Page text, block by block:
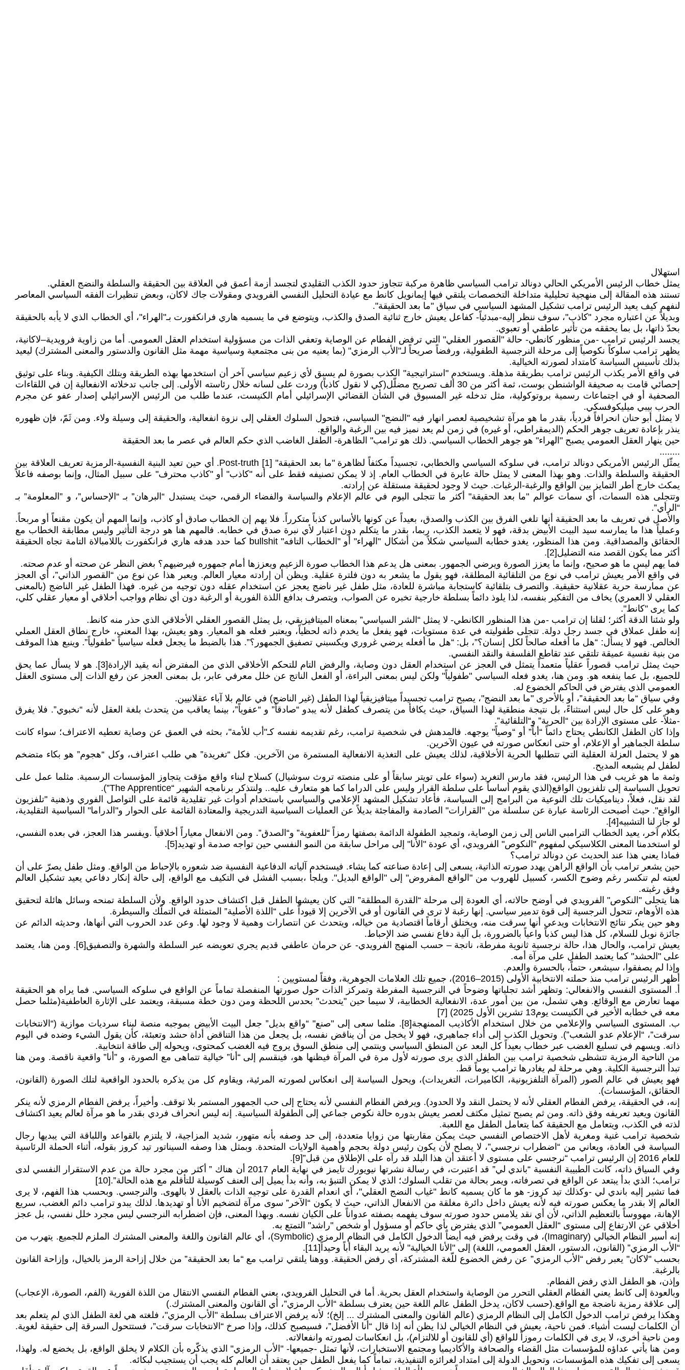
استهلال
يمثل خطاب الرئيس الأمريكي الحالي دونالد ترامب السياسي ظاهرة مركبة تتجاوز حدود الكذب التقليدي لتجسد أزمة أعمق في العلاقة بين الحقيقة والسلطة والنضج العقلي.
تستند هذه المقالة إلى منهجية تحليلية متداخلة التخصصات يلتقي فيها إيمانويل كانط مع عيادة التحليل النفسي الفرويدي ومقولات جاك لاكان، وبعض تنظيرات الفقه السياسي المعاصر
لنفهم كيف يعيد الرئيس ترامب تشكيل المشهد السياسي في سياق "ما بعد الحقيقة".
وبديلاً عن اعتباره مجرد "كاذب"، سوف ننظر إليه-مبدئياً- كفاعل يعيش خارج ثنائية الصدق والكذب، ويتوضع في ما يسميه هاري فرانكفورت بـ"الهراء"، أي الخطاب الذي لا يأبه بالحقيقة
بحدّ ذاتها، بل بما يحققه من تأثير عاطفي أو تعبوي.
يجسد الرئيس ترامب -من منظور كانطي- حالة "القصور العقلي" التي ترفض الفطام عن الوصاية وتعفي الذات من مسؤولية استخدام العقل العمومي. أما من زاوية فرويدية–لاكانية،
يظهر ترامب سلوكاً نكوصياً إلى مرحلة النرجسية الطفولية، ورفضاً صريحاً لـ"الأب الرمزي" (بما يعنيه من بنى مجتمعية وسياسية مهمة مثل القانون والدستور والمعنى المشترك) ليعيد
بذلك تأسيس السياسة كامتداد لصورته الخيالية.
في واقع الأمر يكذب الرئيس ترامب بطريقة مذهلة. ويستخدم "استراتيجية" الكذب بصورة لم يسبق لأي زعيم سياسي آخر أن استخدمها بهذه الطريقة وبتلك الكيفية. وبناء على توثيق
إحصائي قامت به صحيفة الواشنطن بوست، ثمة أكثر من 30 ألف تصريح مضلّل(كي لا نقول كاذباً) وردت على لسانه خلال رئاسته الأولى. إلى جانب تدخلاته الانفعالية إن في اللقاءات
الصحفية أو في اجتماعات رسمية بروتوكولية، مثل تدخله غير المسبوق في الشأن القضائي الإسرائيلي أمام الكنيست، عندما طلب من الرئيس الإسرائيلي إصدار عفو عن مجرم
الحرب بيبي ميليكوفسكي.
لا يمثل أبو حنان انحرافاً فردياً، بقدر ما هو مرآة تشخيصية لعصر انهار فيه "النضج" السياسي، فتحول السلوك العقلي إلى نزوة انفعالية، والحقيقة إلى وسيلة ولاء. ومن ثَمّ، فإن ظهوره
ينذر بإعادة تعريف جوهر الحكم (الديمقراطي، أو غيره) في زمن لم يعد نميز فيه بين الرغبة والواقع.
حين ينهار العقل العمومي يصبح "الهراء" هو جوهر الخطاب السياسي. ذلك هو ترامب" الظاهرة- الطفل الغاضب الذي حكم العالم في عصر ما بعد الحقيقة
........
يمثّل الرئيس الأمريكي دونالد ترامب، في سلوكه السياسي والخطابي، تجسيداً مكثفاً لظاهرة "ما بعد الحقيقة" Post-truth [1]. أي حين تعيد البنية النفسية-الرمزية تعريف العلاقة بين
الحقيقة والسلطة والذات. وهو بهذا المعنى لا يمثل حالة عابرة في الخطاب العام. إذ لا يمكن تصنيفه فقط على أنه "كاذب" أو "كاذب محترف" على سبيل المثال، وإنما بوصفه فاعلاً
يمكث خارج أطر التمايز بين الواقع والرغبة-الرغبات. حيث لا وجود لحقيقة مستقلة عن إرادته.
وتتجلى هذه السمات، أي سمات عوالم "ما بعد الحقيقة" أكثر ما تتجلى اليوم في عالم الإعلام والسياسة والفضاء الرقمي، حيث يستبدل “البرهان” بـ “الإحساس”، و ”المعلومة” بـ
“الرأي”.
والأصل في تعريف ما بعد الحقيقة أنها تلغي الفرق بين الكذب والصدق، بعيداً عن كونها بالأساس كذباً متكرراً. فلا يهم إن الخطاب صادق أو كاذب، وإنما المهم أن يكون مقنعاً أو مربحاً.
وعملياً هذا ما يمارسه سيد البيت الأبيض بدقة، فهو لا يتعمد الكذب، ربما، بقدر ما يتكلم دون اعتبار لأي نبرة صدق في خطابه. فالمهم هنا هو درجة التأثير وليس مطابقة الخطاب مع
الحقائق والمصداقية. ومن هذا المنظور، يغدو خطابه السياسي شكلاً من أشكال "الهراء" أو "الخطاب التافه" bullshit كما حدد هدفه هاري فرانكفورت باللامبالاة التامة تجاه الحقيقة
أكثر مما يكون القصد منه التضليل[2].
فما يهم ليس ما هو صحيح، وإنما ما يعزز الصورة ويرضي الجمهور. بمعنى هل يدعم هذا الخطاب صورة الزعيم ويعززها أمام جمهوره فيرضيهم؟ بغض النظر عن صحته أو عدم صحته.
في واقع الأمر يعيش ترامب في نوع من التلقائية المطلقة، فهو يقول ما يشعر به دون فلترة عقلية. ويظن أن إرادته معيار العالم. ويعبر هذا عن نوع من “القصور الذاتي”، أي العجز
عن ممارسة حرية عقلانية حقيقية. والتصرف بتلقائية كاستجابة مباشرة للعادة، مثل طفل غير ناضج يعجز عن استخدام عقله دون توجيه من غيره. فهذا الطفل غير الناضج (بالمعنى
العقلي لا العمري) يخاف من التفكير بنفسه، لذا يلوذ دائماً بسلطة خارجية تخبره عن الصواب، ويتصرف بدافع اللذة الفورية أو الرغبة دون أي نظام وواجب أخلاقي أو معيار عقلي كلي،
كما يرى "كانط".
ولو شئنا الدقة أكثر؛ لقلنا إن ترامب -من هذا المنظور الكانطي- لا يمثل “الشر السياسي” بمعناه الميتافيزيقي، بل يمثل القصور العقلي الأخلاقي الذي حذر منه كانط.
إنه طفل عملاق في جسد رجل دولة. تتجلى طفوليته في عدة مستويات، فهو يفعل ما يخدم ذاته لحظياً، ويعتبر فعله هو المعيار. وهو يعيش، بهذا المعنى، خارج نطاق العقل العملي
الخالص. فهو لا يسأل: “هل ما أفعله صالحاً لكل إنسان؟”، بل: “هل ما أفعله يرضي غروري ويكسبني تصفيق الجمهور؟”. هذا بالضبط ما يجعل فعله سياسياً “طفولياً”. وينبع هذا الموقف
من بنية نفسية عميقة تلتقي عند تقاطع الفلسفة والنقد النفسي.
حيث يمثل ترامب قصوراً عقلياً متعمداً يتمثل في العجز عن استخدام العقل دون وصاية، والرفض التام للتحكم الأخلاقي الذي من المفترض أنه يقيد الإرادة[3]. هو لا يسأل عما يحق
للجميع، بل عما ينفعه هو. ومن هنا، يغدو فعله السياسي "طفولياً" ولكن ليس بمعنى البراءة، أو الفعل الناتج عن خلل معرفي عابر، بل بمعنى العجز عن رفع الذات إلى مستوى العقل
العمومي الذي يفترض في الحاكم الخضوع له.
وفي سياق “ما بعد الحقيقة”، أو بالأحرى "ما بعد النضج"، يصبح ترامب تجسيداً ميتافيزيقياً لهذا الطفل (غير الناضج) في عالم بلا آباء عقلانيين.
وهو على كل حال ليس استثناءً، بل نتيجة منطقية لهذا السياق، حيث يكافأ من يتصرف كطفل لأنه يبدو “صادقاً” و “عفوياً”، بينما يعاقب من يتحدث بلغة العقل لأنه “نخبوي”. فلا يفرق
-مثلاً- على مستوى الإرادة بين “الحرية” و“التلقائية”.
وإذا كان الطفل الكانطي يحتاج دائماً “أباً” أو “وصياً" يوجهه. فالمدهش في شخصية ترامب، رغم تقديمه نفسه كـ"أب للأمة"، بحثه في العمق عن وصاية تعطيه الاعتراف؛ سواء كانت
سلطة الجماهير أو الإعلام، أو حتى انعكاس صورته في عيون الآخرين.
هو لا يحتمل العزلة العقلية التي تتطلبها الحرية الأخلاقية، لذلك يعيش على التغذية الانفعالية المستمرة من الآخرين. فكل “تغريدة” هي طلب اعتراف، وكل “هجوم” هو بكاء متضخم
لطفل لم يشبعه المديح.
وثمة ما هو غريب في هذا الرئيس، فقد مارس التغريد (سواء على تويتر سابقاً أو على منصته تروث سوشيال) كسلاح لبناء واقع مؤقت يتجاوز المؤسسات الرسمية. مثلما عمل على
تحويل السياسة إلى تلفزيون الواقع(الذي يقوم أساساً على سلطة القرار وليس على الدراما كما هو متعارف عليه.. ولنتذكر برنامجه الشهير “The Apprentice”).
لقد نقل، فعلاً، ديناميكيات تلك النوعية من البرامج إلى السياسة، فأعاد تشكيل المشهد الإعلامي والسياسي باستخدام أدوات غير تقليدية قائمة على التواصل الفوري وذهنية "تلفزيون
الواقع". حيث أصبحت الرئاسة عبارة عن سلسلة من "القرارات" الصادمة والمفاجئة بديلاً عن العمليات السياسية التدريجية والمعتادة القائمة على الحوار و"الدراما" السياسية التقليدية،
لو جاز لنا التشبيه[4].
بكلام آخر، يعيد الخطاب الترامبي الناس إلى زمن الوصاية، وتمجيد الطفولة الدائمة بصفتها رمزاً “للعفوية” و“الصدق”. ومن الانفعال معياراً أخلاقياً .ويفسر هذا العجز، في بعده النفسي،
لو استخدمنا المعنى الكلاسيكي لمفهوم "النكوص" الفرويدي، أي عودة "الأنا" إلى مراحل سابقة من النمو النفسي حين تواجه صدمة أو تهديد[5].
فماذا يعني هذا عند الحديث عن دونالد ترامب؟
حين يشعر ترامب بأن الواقع الراهن يهدد صورته الذاتية، يسعى إلى إعادة صناعته كما يشاء. فيستخدم آلياته الدفاعية النفسية ضد شعوره بالإحباط من الواقع. ومثل طفل يصرّ على أن
لعبته لم تنكسر رغم وضوح الكسر، كسبيل للهروب من "الواقع المفروض" إلى "الواقع البديل". ويلجأ ،بسبب الفشل في التكيف مع الواقع، إلى حالة إنكار دفاعي يعيد تشكيل العالم
وفق رغبته.
هنا يتجلى "النكوص" الفرويدي في أوضح حالاته، أي العودة إلى مرحلة “القدرة المطلقة” التي كان يعيشها الطفل قبل اكتشاف حدود الواقع. ولأن السلطة تمنحه وسائل هائلة لتحقيق
هذه الأوهام، تتحول النرجسية إلى قوة تدمير سياسي. إنها رغبة لا ترى في القانون أو في الآخرين إلا قيوداً على “اللذة الأصلية” المتمثلة في التملّك والسيطرة.
وهو حين ينكر نتائج الانتخابات ويدعي أنها سرقت منه، ويختلق أرقاماً اقتصادية من خياله، ويتحدث عن انتصارات وهمية لا وجود لها. وعن عدد الحروب التي أنهاها، وحديثه الدائم عن
جائزة نوبل للسلام، كل هذا ليس كذباً واعياً بالضرورة، بل آلية دفاع نفسي ضد الإحباط.
يعيش ترامب، والحال هذا، حالة نرجسية ثانوية مفرطة، ناتجة – حسب المنهج الفرويدي- عن حرمان عاطفي قديم يجري تعويضه عبر السلطة والشهرة والتصفيق[6]. ومن هنا، يعتمد
على "الحشد" كما يعتمد الطفل على مرآة أمه.
وإذا لم يصفقوا، سيشعر، حتماً، بالحسرة والعدم.
أظهر الرئيس ترامب منذ حملته الانتخابية الأولى (2015–2016)، جميع تلك العلامات الجوهرية، وفقاً لمستويين :
أ. المستوى النفسي والانفعالي: وتظهر أشد تجلياتها وضوحاً في النرجسية المفرطة وتمركز الذات حول صورتها المنفصلة تماماً عن الواقع في سلوكه السياسي. فما يراه هو الحقيقة
مهما تعارض مع الوقائع. وهي تشمل، من بين أمور عدة، الانفعالية الخطابية، لا سيما حين "يتحدث" بحدس اللحظة ومن دون خطة مسبقة، ويعتمد على الإثارة العاطفية(مثلما حصل
معه في خطابه الأخير في الكنيست يوم13 تشرين الأول 2025) [7]
ب. المستوى السياسي والإعلامي من خلال استخدام الأكاذيب الممنهجة[8]. مثلما سعى إلى "صنع" “واقع بديل” جعل البيت الأبيض بموجبه منصة لبناء سرديات موازية (“الانتخابات
سرقت”، “الإعلام عدو الشعب”). وتحويل الكذب إلى أداء جماهيري، فهو لا يخجل من أن يناقض نفسه، بل يجعل من هذا التناقض أداة حشد وتعبئة، كأن يقول الشيء وضده في اليوم
ذاته. ويسهم في تسليع الغضب عبر خطاب بعيداً كل البعد عن المنطق السياسي وينتمي إلى منطق السوق يروج فيه الغضب كمحتوى، ويحوله إلى طاقة انتخابية.
من الناحية الرمزية تتشظى شخصية ترامب بين الطفل الذي يرى صورته لأول مرة في المرآة فيظنها هو، فينقسم إلى “أنا” خيالية تتماهى مع الصورة، و ”أنا” واقعية ناقصة. ومن هنا
تبدأ النرجسية الكلية. وهي مرحلة لم يغادرها ترامب يوماً قط.
فهو يعيش في عالم الصور (المرآة التلفزيونية، الكاميرات، التغريدات)، ويحول السياسة إلى انعكاس لصورته المرئية، ويقاوم كل من يذكره بالحدود الواقعية لتلك الصورة (القانون،
الحقائق، المؤسسات).
إنه، في الحقيقة، يرفض الفطام العقلي لأنه لا يحتمل النقد ولا الحدود). ويرفض الفطام النفسي لأنه يحتاج إلى حب الجمهور المستمر بلا توقف. وأخيراً، يرفض الفطام الرمزي لأنه ينكر
القانون ويعيد تعريفه وفق ذاته. ومن ثم يصبح تمثيل مكثف لعصر يعيش بدوره حالة نكوص جماعي إلى الطفولة السياسية. إنه ليس انحراف فردي بقدر ما هو مرآة لعالم يعيد اكتشاف
لذته في الكذب، ويتعامل مع الحقيقة كما يتعامل الطفل مع اللعبة.
شخصية ترامب غنية ومغرية لأهل الاختصاص النفسي حيث يمكن مقاربتها من زوايا متعددة، إلى حد وصفه بأنه متهور، شديد المزاجية، لا يلتزم بالقواعد واللباقة التي يبديها رجال
السياسة في العادة، ويعاني من “اضطراب نرجسي”، لا يصلح لأن يكون رئيس دولة بحجم وأهمية الولايات المتحدة. وبمثل هذا وصفه السيناتور تيد كروز بقوله، أثناء الحملة الرئاسية
للعام 2016 إن الرئيس ترامب “نرجسي على مستوى لا أعتقد أن هذا البلد قد رآه على الإطلاق من قبل”[9].
وفي السياق ذاته، كانت الطبيبة النفسية “باندي لي” قد اعتبرت، في رسالة نشرتها نيويورك تايمز في نهاية العام 2017 أن هناك ” أكثر من مجرد حالة من عدم الاستقرار النفسي لدى
ترامب؛ الذي بدأ يبتعد عن الواقع في تصرفاته، ويمر بحالة من تقلب السلوك؛ الذي لا يمكن التنبؤ به، وأنه بدأ يميل إلى العنف كوسيلة للتأقلم مع هذه الحالة”.[10]
فما تشير إليه باندي لي -وكذلك تيد كروز- هو ما كان يسميه كانط "غياب النضج العقلي"، أي انعدام القدرة على توجيه الذات بالعقل لا بالهوى. والنرجسي. وبحسب هذا الفهم، لا يرى
العالم إلا بقدر ما يعكس صورته فيه لأنه يعيش داخل دائرة مغلقة من الانفعال الذاتي، حيث لا يكون “الآخر” سوى مرآة لتضخيم الأنا أو تهديدها. لذلك يبدو ترامب دائم الغضب، سريع
الإهانة، مهووساً بالتعظيم الذاتي، لأن أي نقد يلامس حدود صورته سوف يفهمه بصفته عدواناً على الكيان نفسه. وبهذا المعنى، فإن اضطرابه النرجسي ليس مجرد خلل نفسي، بل عجز
أخلاقي عن الارتفاع إلى مستوى “العقل العمومي” الذي يفترض بأي حاكم أو مسؤول أو شخص "راشد" التمتع به.
إنه أسير النظام الخيالي (Imaginary)، في وقت يرفض فيه أيضاً الدخول الكامل في النظام الرمزي (Symbolic)، أي عالم القانون واللغة والمعنى المشترك الملزم للجميع. يتهرب من
“الأب الرمزي” (القانون، الدستور، العقل العمومي، اللغة) إلى "الأنا الخيالية" لأنه يريد البقاء أباً وحيداً[11].
بحسب "لاكان" يعبر رفض “الأب الرمزي” عن رفض الخضوع للّغة المشتركة، أي رفض الحقيقة. ووهنا يلتقي ترامب مع “ما بعد الحقيقة” من خلال إزاحة الرمز بالخيال، وإزاحة القانون
بالرغبة.
وإذن، هو الطفل الذي رفض الفطام.
وبالعودة إلى كانط يعني الفطام العقلي التحرر من الوصاية واستخدام العقل بحرية. أما في التحليل الفرويدي، يعني الفطام النفسي الانتقال من اللذة الفورية (الفم، الصورة، الإعجاب)
إلى علاقة رمزية ناضجة مع الواقع.(حسب لاكان، يدخل الطفل عالم اللغة حين يعترف بسلطة “الأب الرمزي”، أي القانون والمعنى المشترك.)
وهكذا يرفض ترامب الدخول الكامل إلى النظام الرمزي (عالم القانون والمعنى المشترك ... إلخ)؛ لأنه يرفض الاعتراف بسلطة "الأب الرمزي"، فلغته هي لغة الطفل الذي لم يتعلم بعد
أن الكلمات ليست أشياء. فمن ناحية، يعيش في النظام الخيالي لذا يظن أنه إذا قال “أنا الأفضل”، فسيصبح كذلك، وإذا صرخ “الانتخابات سرقت”، فستتحول السرقة إلى حقيقة لغوية.
ومن ناحية أخرى، لا يرى في الكلمات رموزاً للواقع (أي للقانون أو للالتزام)، بل انعكاسات لصورته وانفعالاته.
ومن هنا يأتي عداؤه للمؤسسات مثل القضاء والصحافة والأكاديميا ومجتمع الاستخبارات، لأنها تمثل -جميعها- "الأب الرمزي" الذي يذكّره بأن الكلام لا يخلق الواقع، بل يخضع له. ولهذا،
يسعى إلى تفكيك هذه المؤسسات، وتحويل الدولة إلى امتداد لغرائزه التنفيذية، تماماً كما يفعل الطفل حين يعتقد أن العالم كله يجب أن يستجيب لبكائه.